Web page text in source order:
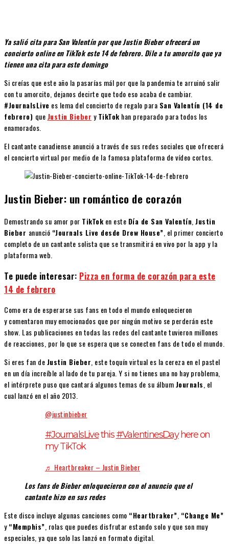
Ya salió cita para San Valentín por que Justin Bieber ofrecerá un
concierto online en TikTok este 14 de febrero. Dile a tu amorcito que ya
tienen una cita para este domingo
Si creías que este año la pasarías mál por que la pandemia te arruinó salir
con tu amorcito, dejanos decirte que todo eso acaba de cambiar.
#JournalsLive es lema del concierto de regalo para San Valentín (14 de
febrero) queJustin Bieber yTikTok han preparado para todos los
enamorados.
El cantante canadiense anunció a través de sus redes sociales que ofrecerá
el concierto virtual por medio de la famosa plataforma de vídeo cortos.
Justin Bieber: un romántico de corazón
Demostrando su amor por TikTok en este Día de San Valentín,Justin
Bieber anunció “Journals Live desde Drew House”, el primer concierto
completo de un cantante solista que se transmitirá en vivo por la app y la
plataforma web.
Te puede interesar: Pizza en forma de corazón para este
14 de febrero
Como era de esperarse sus fans en todo el mundo enloquecieron
y comentaron muy emocionados que por ningún motivo se perderán este
show. Las publicaciones en todas las redes del cantante tuvieron millones
de reacciones, por lo que se espera que se conecten fans de todo el mundo.
Si eres fan deJustin Bieber, este toquín virtual es la cereza en el pastel
en un día increíble al lado de tu pareja. Y si no tienes una no hay problema,
el intérprete puso que cantará algunos temas de su álbumJournals, el
cual lanzó en el año 2013.
@justinbieber
#JournalsLivethis#ValentinesDayhere on
my TikTok
♬ Heartbreaker – Justin Bieber
Los fans de Bieber enloquecieron con el anuncio que el
cantante hizo en sus redes
Este disco incluye algunas canciones como “Heartbraker”, “Change Me”
y“Memphis”, rolas que puedes disfrutar estando solo y que son muy
especiales, ya que solo las lanzó en formato digital.